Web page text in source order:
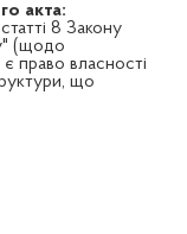
акта:
8 Закону
(щодо
право власності
що